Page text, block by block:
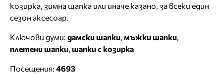
козирка, зимна шапка или иначе казано, за всеки един
сезон аксесоар.
Ключови думи: дамски шапки мъжки шапки
плетени шапки шапки с козирка
Посещения: 4693